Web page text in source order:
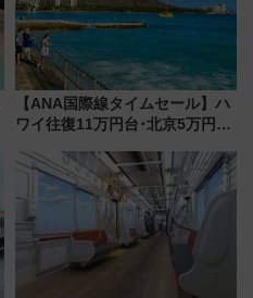
【ANA国際線タイムセール】ハ
ワイ往復11万円台･北京5万円台
来春のGW旅行まで狙える激ア
ツ路線まとめ（8/10まで）